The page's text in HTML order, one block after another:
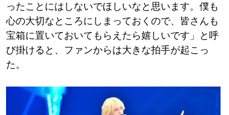
ったことにはしないでほしいなと思います。僕も
心の大切なところにしまっておくので、皆さんも
宝箱に置いておいてもらえたら嬉しいです」と呼
び掛けると、ファンからは大きな拍手が起こっ
た。